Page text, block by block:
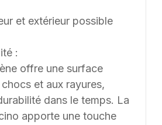
et extérieur possible
:
offre une surface
et aux rayures,
dans le temps. La
apporte une touche